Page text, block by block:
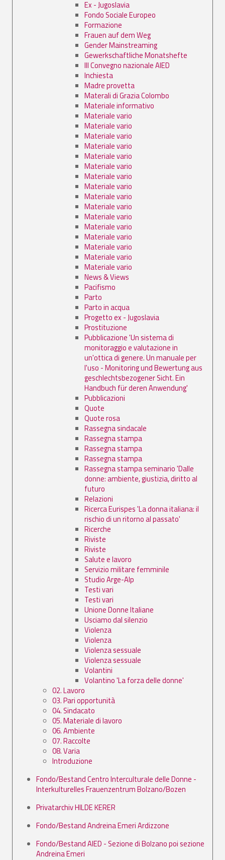
Ex - Jugoslavia
Fondo Sociale Europeo
Formazione
Frauen auf dem Weg
Gender Mainstreaming
Gewerkschaftliche Monatshefte
III Convegno nazionale AIED
Inchiesta
Madre provetta
Materali di Grazia Colombo
Materiale informativo
Materiale vario
Materiale vario
Materiale vario
Materiale vario
Materiale vario
Materiale vario
Materiale vario
Materiale vario
Materiale vario
Materiale vario
Materiale vario
Materiale vario
Materiale vario
Materiale vario
Materiale vario
Materiale vario
News & Views
Pacifismo
Parto
Parto in acqua
Progetto ex - Jugoslavia
Prostituzione
Pubblicazione 'Un sistema di
monitoraggio e valutazione in
un'ottica di genere. Un manuale per
l'uso - Monitoring und Bewertung aus
geschlechtsbezogener Sicht. Ein
Handbuch für deren Anwendung'
Pubblicazioni
Quote
Quote rosa
Rassegna sindacale
Rassegna stampa
Rassegna stampa
Rassegna stampa
Rassegna stampa seminario 'Dalle
donne: ambiente, giustizia, diritto al
futuro
Relazioni
Ricerca Eurispes 'La donna italiana: il
rischio di un ritorno al passato'
Ricerche
Riviste
Riviste
Salute e lavoro
Servizio militare femminile
Studio Arge-Alp
Testi vari
Testi vari
Unione Donne Italiane
Usciamo dal silenzio
Violenza
Violenza
Violenza sessuale
Violenza sessuale
Volantini
Volantino 'La forza delle donne'
02. Lavoro
03. Pari opportunità
04. Sindacato
05. Materiale di lavoro
06. Ambiente
07. Raccolte
08. Varia
Introduzione
Fondo/Bestand Centro Interculturale delle Donne -
Interkulturelles Frauenzentrum Bolzano/Bozen
Privatarchiv HILDE KERER
Fondo/Bestand Andreina Emeri Ardizzone
Fondo/Bestand AIED - Sezione di Bolzano poi sezione
Andreina Emeri